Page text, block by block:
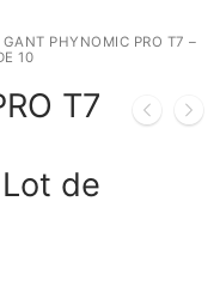
GANT PHYNOMIC PRO T7 –
10
T7
Lot de